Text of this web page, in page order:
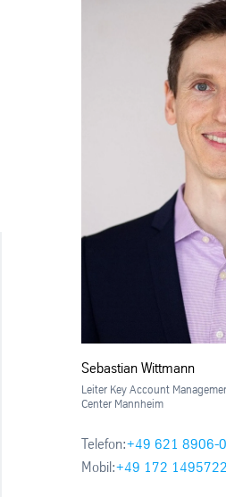
Sebastian Wittmann
Leiter Key Account
Center Mannheim
Telefon:+49 621 8906-
Mobil:+49 172 1495722